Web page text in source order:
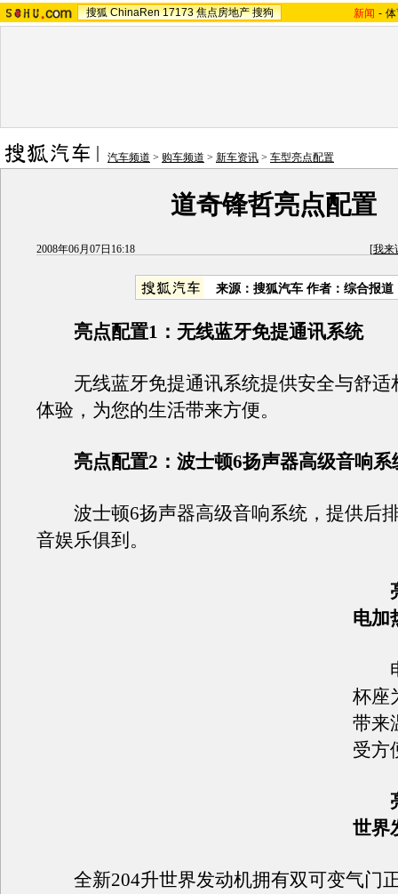
搜狐 ChinaRen 17173 焦点房地产 搜狗 新闻 -
汽车频道 > 购车频道 > 新车资讯 > 车型亮点配置
道奇锋哲亮点配置
2008年06月07日16:18 [我来
来源：搜狐汽车 作者：综合报道
亮点配置1：无线蓝牙免提通讯系统
无线蓝牙免提通讯系统提供安全与舒适
体验，为您的生活带来方便。
亮点配置2：波士顿6扬声器高级音响系
波士顿6扬声器高级音响系统，提供后
音娱乐俱到。
电加
电
杯座
带来
受方
世界
全新204升世界发动机拥有双可变气门